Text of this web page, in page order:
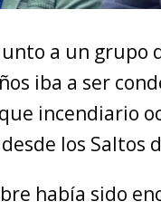
a un grupo
iba a ser
incendiario
los Saltos
había sido